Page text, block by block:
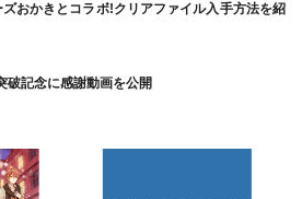
おかきとコラボ!クリアファイル入手方法を紹
破記念に感謝動画を公開